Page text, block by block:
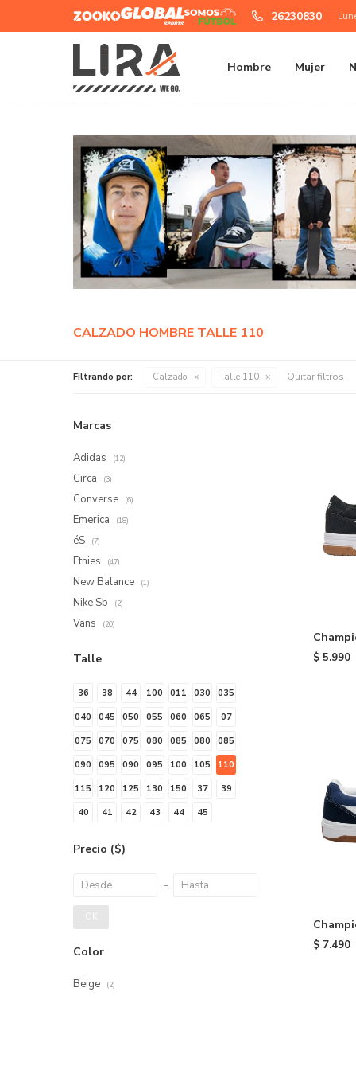
Hombre Mujer
Futbol
26230830
CALZADO HOMBRE TALLE 110
Filtrando por: Calzado Talle 110 Quitar filtros
$ 5.990
$ 7.490
Marcas
Adidas (12)
Circa (3)
Converse (6)
Emerica (18)
éS (7)
Etnies (47)
New Balance (1)
Nike Sb (2)
Vans (20)
Talle
36 38 44 100 011 030
035
040
045 050 055 060 065
07
075
070 075 080 085 080
085
090
095 090 095 100 105
110
115
120 125 130 150 37
39
40
41 42 43 44 45
Precio ($)
OK
Color
Beige (2)